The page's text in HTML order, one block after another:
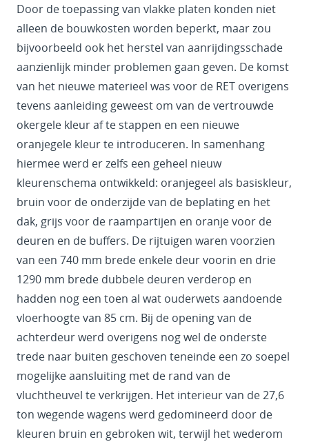
Door de toepassing van vlakke platen konden niet
alleen de bouwkosten worden beperkt, maar zou
bijvoorbeeld ook het herstel van aanrijdingsschade
aanzienlijk minder problemen gaan geven. De komst
van het nieuwe materieel was voor de RET overigens
tevens aanleiding geweest om van de vertrouwde
okergele kleur af te stappen en een nieuwe
oranjegele kleur te introduceren. In samenhang
hiermee werd er zelfs een geheel nieuw
kleurenschema ontwikkeld: oranjegeel als basiskleur,
bruin voor de onderzijde van de beplating en het
dak, grijs voor de raampartijen en oranje voor de
deuren en de buffers. De rijtuigen waren voorzien
van een 740 mm brede enkele deur voorin en drie
1290 mm brede dubbele deuren verderop en
hadden nog een toen al wat ouderwets aandoende
vloerhoogte van 85 cm. Bij de opening van de
achterdeur werd overigens nog wel de onderste
trede naar buiten geschoven teneinde een zo soepel
mogelijke aansluiting met de rand van de
vluchtheuvel te verkrijgen. Het interieur van de 27,6
ton wegende wagens werd gedomineerd door de
kleuren bruin en gebroken wit, terwijl het wederom